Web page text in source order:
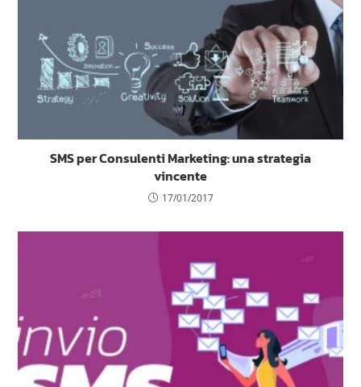
SMS per Consulenti Marketing: una strategia
vincente
17/01/2017